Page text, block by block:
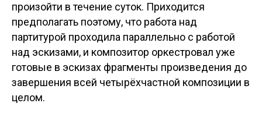
произойти в течение суток. Приходится
предполагать поэтому, что работа над
партитурой проходила параллельно с работой
над эскизами, и композитор оркестровал уже
готовые в эскизах фрагменты произведения до
завершения всей четырёхчастной композиции в
целом.